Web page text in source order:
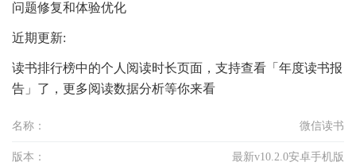
问题修复和体验优化
近期更新:
读书排行榜中的个人阅读时长页面，支持查看「年度读书报
告」了，更多阅读数据分析等你来看
名称： 微信读书
版本： 最新v10.2.0安卓手机版